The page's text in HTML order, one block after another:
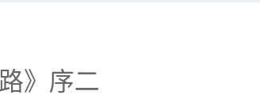
》序二